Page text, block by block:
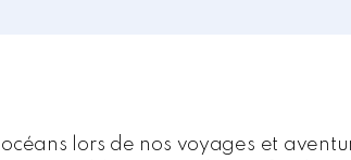
lors de nos voyages et